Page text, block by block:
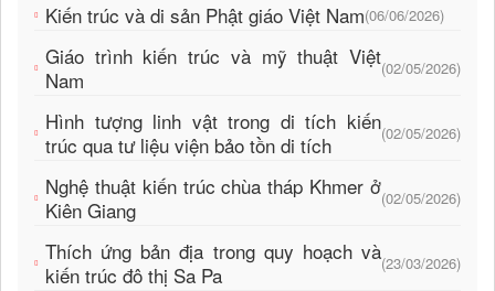
Kiến trúc và di sản Phật giáo Việt Nam(06/06/2026)
Giáo trình kiến trúc và mỹ thuật Việt
Nam
(02/05/2026)
Hình tượng linh vật trong di tích kiến
trúc qua tư liệu viện bảo tồn di tích
(02/05/2026)
Nghệ thuật kiến trúc chùa tháp Khmer ở
Kiên Giang
(02/05/2026)
Thích ứng bản địa trong quy hoạch và
kiến trúc đô thị Sa Pa
(23/03/2026)